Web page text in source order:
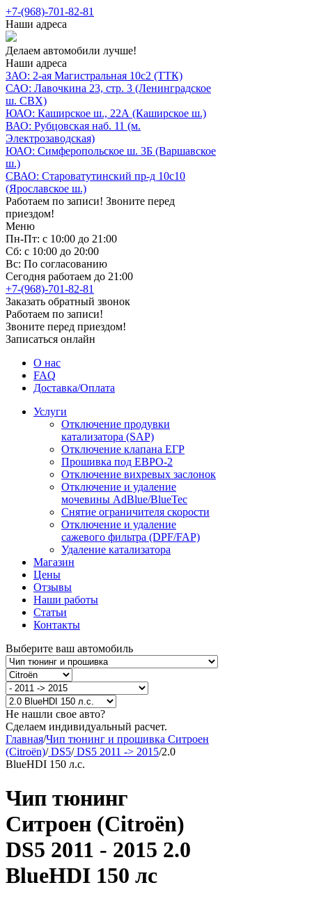
+7-(968)-701-82-81
Наши адреса
Делаем автомобили лучше!
Наши адреса
ЗАО: 2-ая Магистральная 10с2 (ТТК)
САО: Лавочкина 23, стр. 3 (Ленинградское
ш. СВХ)
ЮАО: Каширское ш., 22А (Каширское ш.)
ВАО: Рубцовская наб. 11 (м.
Электрозаводская)
ЮАО: Симферопольское ш. 3Б (Варшавское
ш.)
СВАО: Староватутинский пр-д 10с10
(Ярославское ш.)
Работаем по записи! Звоните перед
приездом!
Меню
Пн-Пт: с 10:00 до 21:00
Сб: с 10:00 до 20:00
Вс: По согласованию
Сегодня работаем до 21:00
+7-(968)-701-82-81
Заказать обратный звонок
Работаем по записи!
Звоните перед приездом!
Записаться онлайн
О нас
FAQ
Доставка/Оплата
Услуги
Отключение продувки
катализатора (SAP)
Отключение клапана ЕГР
Прошивка под ЕВРО-2
Отключение вихревых заслонок
Отключение и удаление
мочевины AdBlue/BlueTec
Снятие ограничителя скорости
Отключение и удаление
сажевого фильтра (DPF/FAP)
Удаление катализатора
Магазин
Цены
Отзывы
Наши работы
Статьи
Контакты
Выберите ваш автомобиль
Не нашли свое авто?
Сделаем индивидуальный расчет.
Главная/Чип тюнинг и прошивка Ситроен
(Citroën)/DS5/DS5 2011 -> 2015/2.0
BlueHDI 150 л.с.
Чип тюнинг
Ситроен (Citroën)
DS5 2011 - 2015 2.0
BlueHDI 150 лс